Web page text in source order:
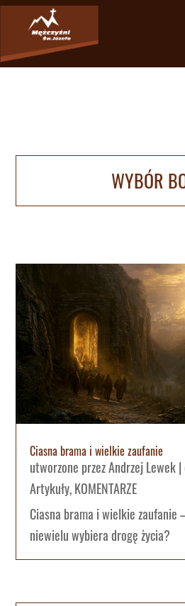
WYBÓR
Ciasna brama i wielkie zaufanie
utworzone przezAndrzej Lewek|
Artykuły,KOMENTARZE
Ciasna brama i wielkie zaufanie
niewielu wybiera drogę życia?